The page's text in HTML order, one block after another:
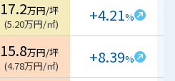
17.2万円/坪
(5.20万円/㎡) +4.21%
15.8万円/坪
(4.78万円/㎡) +8.39%